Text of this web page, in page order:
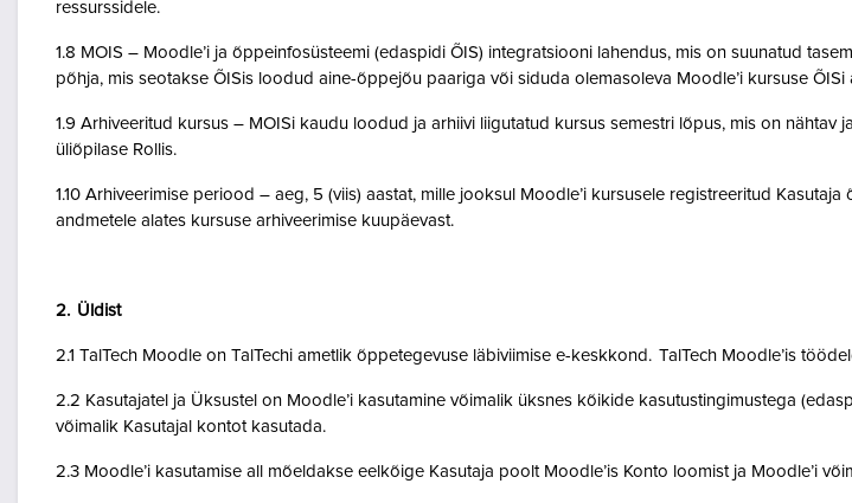
ressurssidele.
1.8 MOIS – Moodle’i ja õppeinfosüsteemi (edaspidi ÕIS) integratsiooni lahendus, mis on suunatud
põhja, mis seotakse ÕISis loodud aine-õppejõu paariga või siduda olemasoleva Moodle’i kursuse
1.9 Arhiveeritud kursus – MOISi kaudu loodud ja arhiivi liigutatud kursus semestri lõpus, mis on
üliõpilase Rollis.
1.10 Arhiveerimise periood – aeg, 5 (viis) aastat, mille jooksul Moodle’i kursusele registreeritud
andmetele alates kursuse arhiveerimise kuupäevast.
2. Üldist
2.1 TalTech Moodle on TalTechi ametlik õppetegevuse läbiviimise e-keskkond. TalTech Moodle’is
2.2 Kasutajatel ja Üksustel on Moodle’i kasutamine võimalik üksnes kõikide kasutustingimustega
võimalik Kasutajal kontot kasutada.
2.3 Moodle’i kasutamise all mõeldakse eelkõige Kasutaja poolt Moodle’is Konto loomist ja Moodle’i